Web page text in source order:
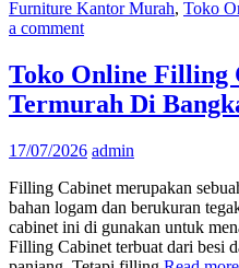
Furniture Kantor Murah, Toko
a comment
Toko Online Filling
Termurah Di
17/07/2026 admin
Filling Cabinet merupakan
bahan logam dan berukuran
cabinet ini di gunakan untuk
Filling Cabinet terbuat dari besi